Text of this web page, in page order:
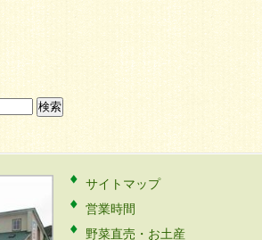
サイトマップ
営業時間
野菜直売・お土産